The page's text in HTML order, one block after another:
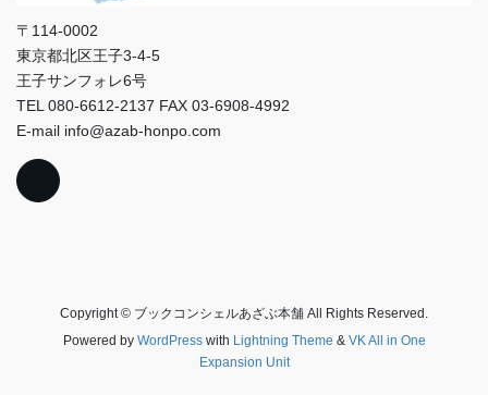
〒114-0002
東京都北区王子3-4-5
王子サンフォレ6号
TEL 080-6612-2137 FAX 03-6908-4992
E-mail info@azab-honpo.com
Copyright © ブックコンシェルあざぶ本舗 All Rights Reserved.
Powered by WordPresswith Lightning Theme & VK All in One
Expansion Unit